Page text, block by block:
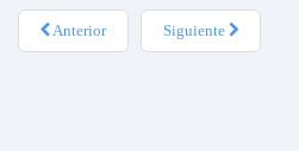
Anterior Siguiente